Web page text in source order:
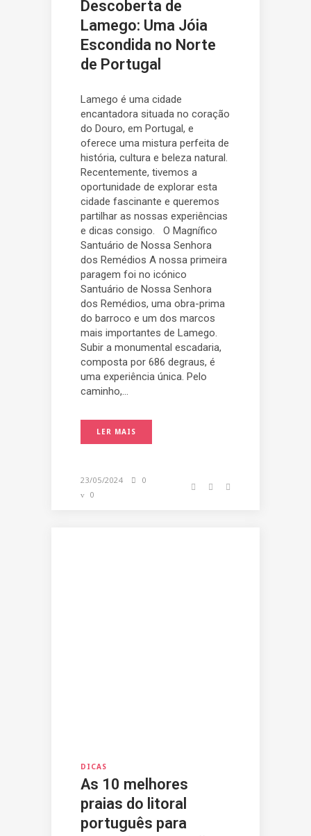
Descoberta de
Lamego: Uma Jóia
Escondida no Norte
de Portugal
Lamego é uma cidade
encantadora situada no coração
do Douro, em Portugal, e
oferece uma mistura perfeita de
história, cultura e beleza natural.
Recentemente, tivemos a
oportunidade de explorar esta
cidade fascinante e queremos
partilhar as nossas experiências
e dicas consigo. O Magnífico
Santuário de Nossa Senhora
dos Remédios A nossa primeira
paragem foi no icónico
Santuário de Nossa Senhora
dos Remédios, uma obra-prima
do barroco e um dos marcos
mais importantes de Lamego.
Subir a monumental escadaria,
composta por 686 degraus, é
uma experiência única. Pelo
caminho,...
LER MAIS
23/05/2024
0
0
DICAS
As 10 melhores
praias do litoral
português para